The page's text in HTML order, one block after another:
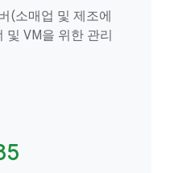
(소매업 및 제조에
VM을 위한 관리